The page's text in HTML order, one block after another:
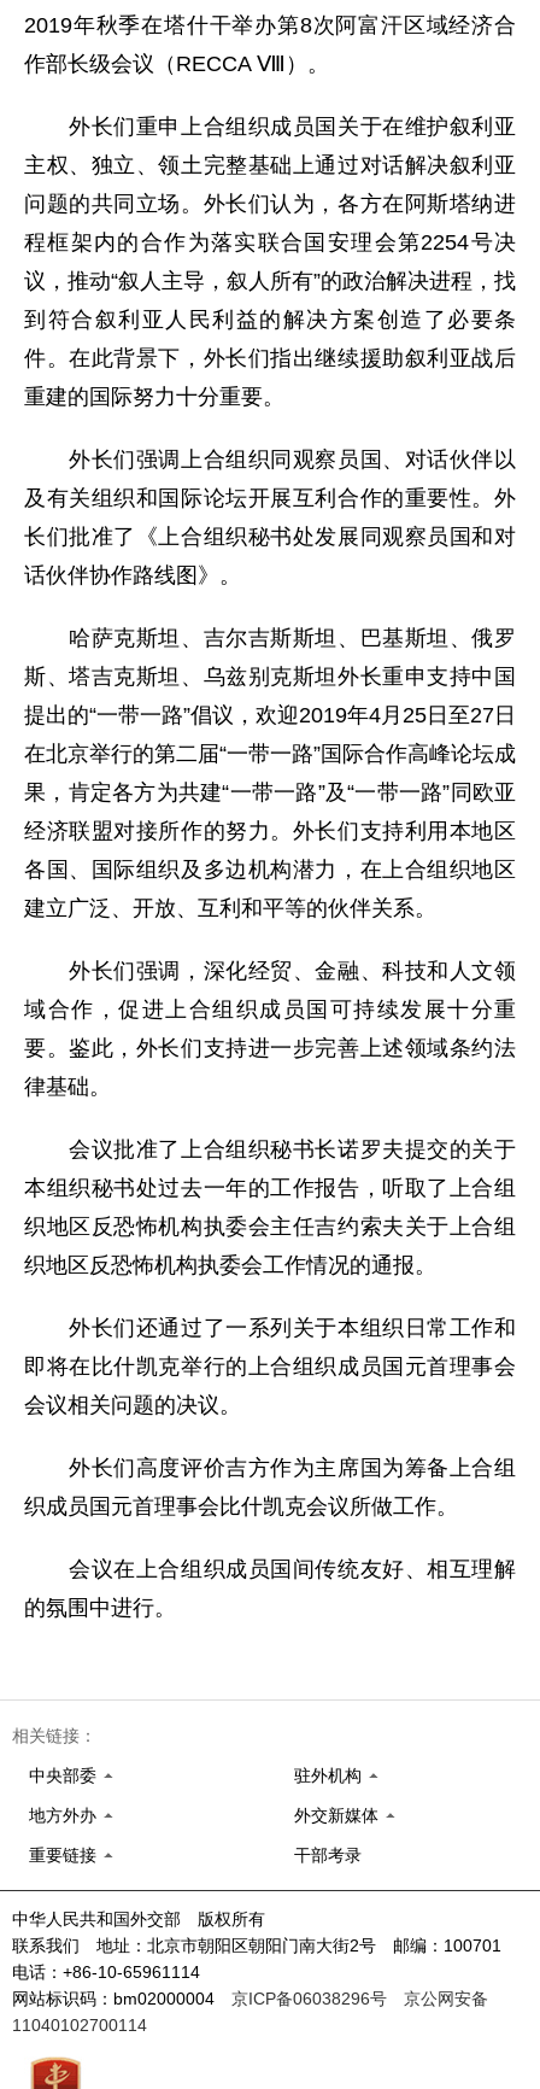
2019年秋季在塔什干举办第8次阿富汗区域经济合
作部长级会议（RECCA Ⅷ）。
外长们重申上合组织成员国关于在维护叙利亚
主权、独立、领土完整基础上通过对话解决叙利亚
问题的共同立场。外长们认为，各方在阿斯塔纳进
程框架内的合作为落实联合国安理会第2254号决
议，推动“叙人主导，叙人所有”的政治解决进程，找
到符合叙利亚人民利益的解决方案创造了必要条
件。在此背景下，外长们指出继续援助叙利亚战后
重建的国际努力十分重要。
外长们强调上合组织同观察员国、对话伙伴以
及有关组织和国际论坛开展互利合作的重要性。外
长们批准了《上合组织秘书处发展同观察员国和对
话伙伴协作路线图》。
哈萨克斯坦、吉尔吉斯斯坦、巴基斯坦、俄罗
斯、塔吉克斯坦、乌兹别克斯坦外长重申支持中国
提出的“一带一路”倡议，欢迎2019年4月25日至27日
在北京举行的第二届“一带一路”国际合作高峰论坛成
果，肯定各方为共建“一带一路”及“一带一路”同欧亚
经济联盟对接所作的努力。外长们支持利用本地区
各国、国际组织及多边机构潜力，在上合组织地区
建立广泛、开放、互利和平等的伙伴关系。
外长们强调，深化经贸、金融、科技和人文领
域合作，促进上合组织成员国可持续发展十分重
要。鉴此，外长们支持进一步完善上述领域条约法
律基础。
会议批准了上合组织秘书长诺罗夫提交的关于
本组织秘书处过去一年的工作报告，听取了上合组
织地区反恐怖机构执委会主任吉约索夫关于上合组
织地区反恐怖机构执委会工作情况的通报。
外长们还通过了一系列关于本组织日常工作和
即将在比什凯克举行的上合组织成员国元首理事会
会议相关问题的决议。
外长们高度评价吉方作为主席国为筹备上合组
织成员国元首理事会比什凯克会议所做工作。
会议在上合组织成员国间传统友好、相互理解
的氛围中进行。
相关链接：
中央部委 驻外机构
地方外办 外交新媒体
重要链接 干部考录
中华人民共和国外交部 版权所有
联系我们 地址：北京市朝阳区朝阳门南大街2号 邮编：100701
电话：+86-10-65961114
网站标识码：bm02000004 京ICP备06038296号
京公网安备
11040102700114